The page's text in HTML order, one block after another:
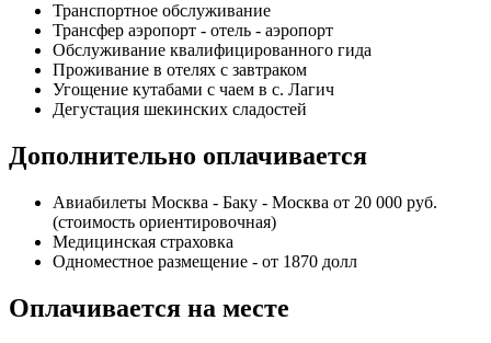
Транспортное обслуживание
Трансфер аэропорт - отель - аэропорт
Обслуживание квалифицированного гида
Проживание в отелях с завтраком
Угощение кутабами с чаем в с. Лагич
Дегустация шекинских сладостей
Дополнительно оплачивается
Авиабилеты Москва - Баку - Москва от 20 000 руб.
(стоимость ориентировочная)
Медицинская страховка
Одноместное размещение - от 1870 долл
Оплачивается на месте